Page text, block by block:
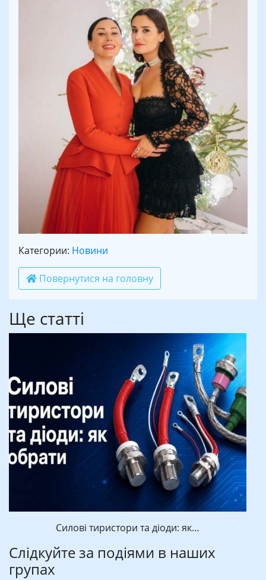
Категории: Новини
Повернутися на головну
Ще статті
Силові тиристори та діоди: як…
Слідкуйте за подіями в наших
групах